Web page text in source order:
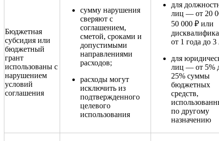
Бюджетная
субсидия или
бюджетный
грант
использованы с
нарушением
условий
соглашения
сумму нарушения
сверяют с
соглашением,
сметой, сроками и
допустимыми
направлениями
расходов;
расходы могут
исключить из
подтвержденного
целевого
использования
для
лиц — от 20
50 000 ₽ или
от 1 года до 3
для
лиц — от 5%
25% суммы
бюджетных
средств,
по другому
назначению